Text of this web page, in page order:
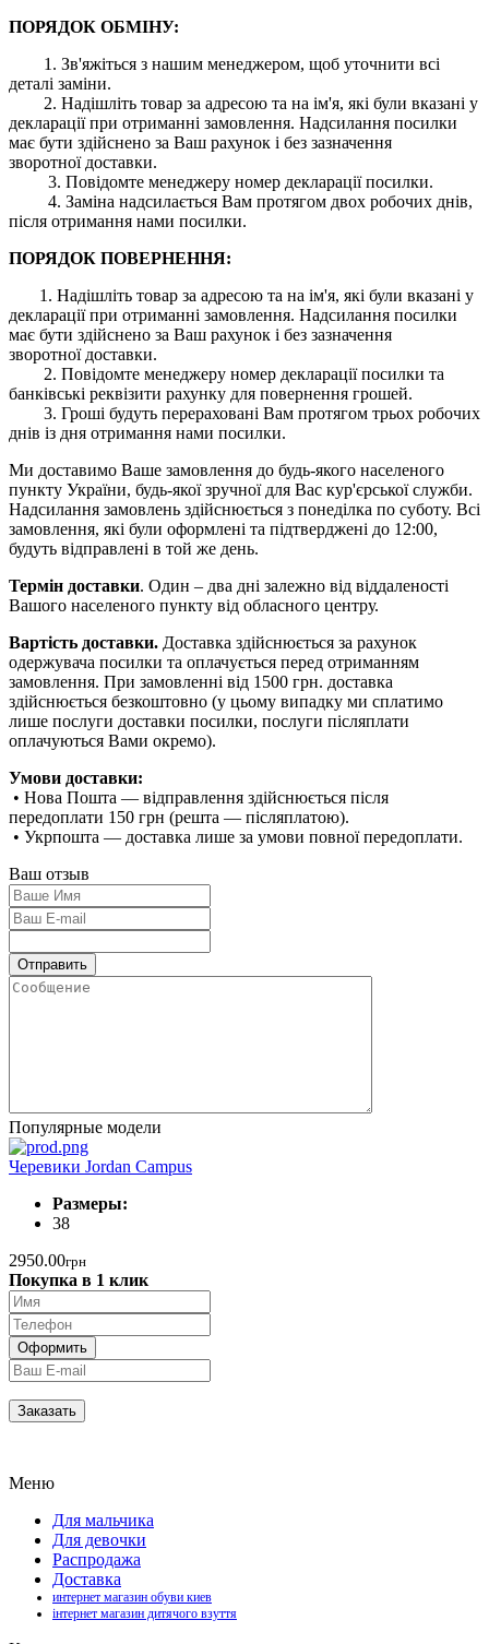
ПОРЯДОК ОБМІНУ:
1. Зв'яжіться з нашим менеджером, щоб уточнити всі
деталі заміни.
2. Надішліть товар за адресою та на ім'я, які були вказані у
декларації при отриманні замовлення. Надсилання посилки
має бути здійснено за Ваш рахунок і без зазначення
зворотної доставки.
3. Повідомте менеджеру номер декларації посилки.
4. Заміна надсилається Вам протягом двох робочих днів,
після отримання нами посилки.
ПОРЯДОК ПОВЕРНЕННЯ:
1. Надішліть товар за адресою та на ім'я, які були вказані у
декларації при отриманні замовлення. Надсилання посилки
має бути здійснено за Ваш рахунок і без зазначення
зворотної доставки.
2. Повідомте менеджеру номер декларації посилки та
банківські реквізити рахунку для повернення грошей.
3. Гроші будуть перераховані Вам протягом трьох робочих
днів із дня отримання нами посилки.
Ми доставимо Ваше замовлення до будь-якого населеного
пункту України, будь-якої зручної для Вас кур'єрської служби.
Надсилання замовлень здійснюється з понеділка по суботу. Всі
замовлення, які були оформлені та підтверджені до 12:00,
будуть відправлені в той же день.
Термін доставки. Один – два дні залежно від віддаленості
Вашого населеного пункту від обласного центру.
Вартість доставки. Доставка здійснюється за рахунок
одержувача посилки та оплачується перед отриманням
замовлення. При замовленні від 1500 грн. доставка
здійснюється безкоштовно (у цьому випадку ми сплатимо
лише послуги доставки посилки, послуги післяплати
оплачуються Вами окремо).
Умови доставки:
• Нова Пошта — відправлення здійснюється після
передоплати 150 грн (решта — післяплатою).
• Укрпошта — доставка лише за умови повної передоплати.
Ваш отзыв
Популярные модели
Черевики Jordan Campus
Размеры:
38
2950.00грн
Покупка в 1 клик
Меню
Для мальчика
Для девочки
Распродажа
Доставка
интернет магазин обуви киев
інтернет магазин дитячого взуття